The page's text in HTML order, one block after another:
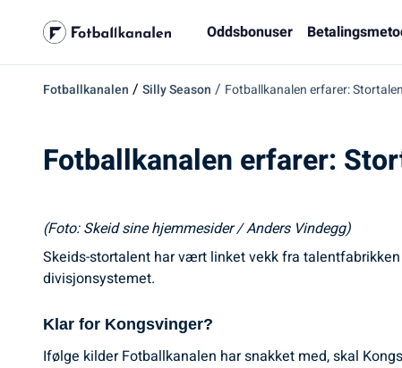
Oddsbonuser
Fotballkanalen / Silly Season / Fotballkanalen erfarer:
Fotballkanalen erfarer:
(Foto: Skeid sine hjemmesider / Anders Vindegg)
Skeids-stortalent har vært linket vekk fra
divisjonsystemet.
Klar for Kongsvinger?
Ifølge kilder Fotballkanalen har snakket med, skal